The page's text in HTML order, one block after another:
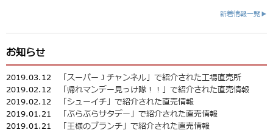
新着情報一覧▶
お知らせ
2019.03.12
「スーパーＪチャンネル」で紹介された工場直売所
2019.02.12
「帰れマンデー見っけ隊！！」で紹介された直売情報
2019.02.12
「シューイチ」で紹介された直売情報
2019.01.21
「ぶらぶらサタデー」で紹介された直売情報
2019.01.21
「王様のブランチ」で紹介された直売情報